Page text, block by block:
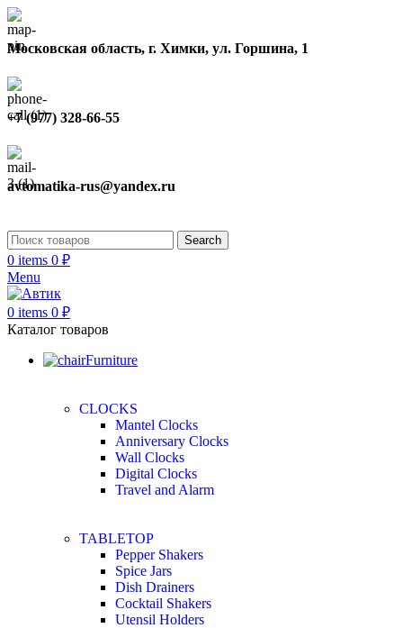
Московская область, г. Химки, ул. Горшина, 1
+7 (977) 328-66-55
avtomatika-rus@yandex.ru
Search
0 items 0 ₽
Menu
0 items 0 ₽
Каталог товаров
Furniture
CLOCKS
Mantel Clocks
Anniversary Clocks
Wall Clocks
Digital Clocks
Travel and Alarm
TABLETOP
Pepper Shakers
Spice Jars
Dish Drainers
Сocktail Shakers
Utensil Holders